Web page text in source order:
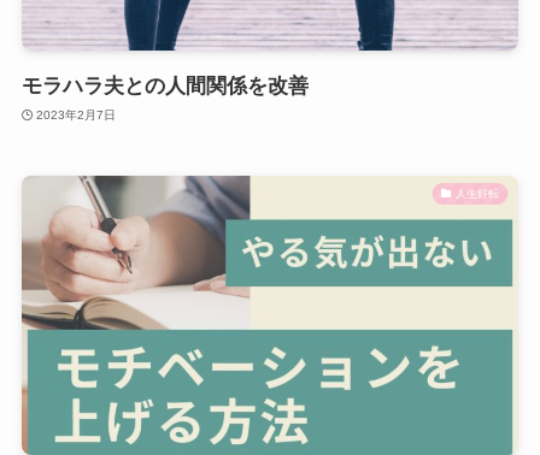
モラハラ夫との人間関係を改善
2023年2月7日
人生好転